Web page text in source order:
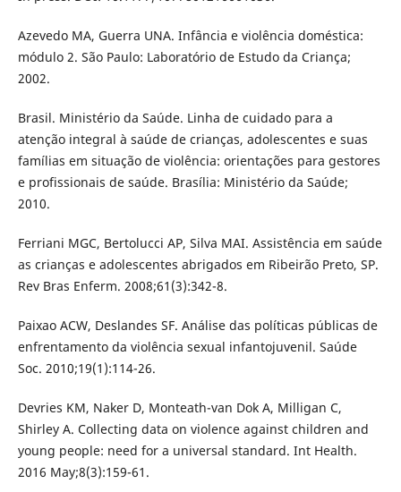
Azevedo MA, Guerra UNA. Infância e violência doméstica:
módulo 2. São Paulo: Laboratório de Estudo da Criança;
2002.
Brasil. Ministério da Saúde. Linha de cuidado para a
atenção integral à saúde de crianças, adolescentes e suas
famílias em situação de violência: orientações para gestores
e profissionais de saúde. Brasília: Ministério da Saúde;
2010.
Ferriani MGC, Bertolucci AP, Silva MAI. Assistência em saúde
as crianças e adolescentes abrigados em Ribeirão Preto, SP.
Rev Bras Enferm. 2008;61(3):342-8.
Paixao ACW, Deslandes SF. Análise das políticas públicas de
enfrentamento da violência sexual infantojuvenil. Saúde
Soc. 2010;19(1):114-26.
Devries KM, Naker D, Monteath-van Dok A, Milligan C,
Shirley A. Collecting data on violence against children and
young people: need for a universal standard. Int Health.
2016 May;8(3):159-61.